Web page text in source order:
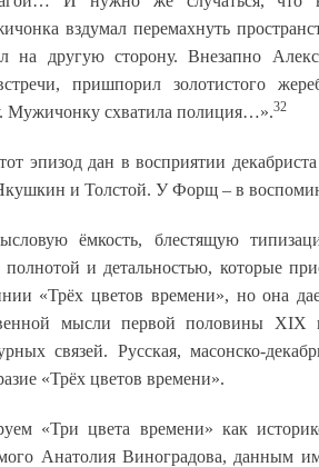
вздумал перемахнуть
на другую сторону. Внезапно
пришпорил золотистого
Мужичонку схватила полиция…».32
эпизод дан в восприятии
и Толстой. У Форщ – в
ёмкость, блестящую
полнотой и детальностью, которые
«Трёх цветов времени», но она
мысли первой половины XIX
связей. Русская, масонско-
«Трёх цветов времени».
«Три цвета времени» как
Анатолия Виноградова, данным